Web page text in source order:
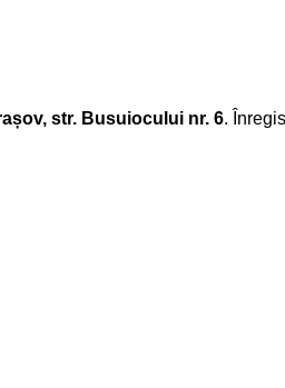
str. Busuiocului nr. 6.